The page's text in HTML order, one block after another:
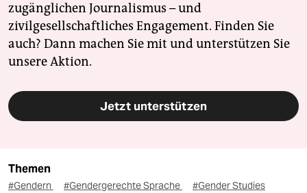
zugänglichen Journalismus – und
zivilgesellschaftliches Engagement. Finden Sie
auch? Dann machen Sie mit und unterstützen Sie
unsere Aktion.
Jetzt unterstützen
Themen
#Gendern #Gendergerechte Sprache
#Gender Studies